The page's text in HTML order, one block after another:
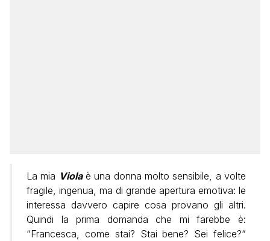
La mia Violaè una donna molto sensibile, a volte
fragile, ingenua, ma di grande apertura emotiva: le
interessa davvero capire cosa provano gli altri.
Quindi la prima domanda che mi farebbe è:
“Francesca, come stai? Stai bene? Sei felice?“